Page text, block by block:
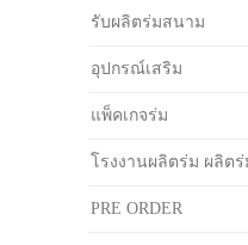
รับผลิตร่มสนาม
อุปกรณ์เสริม
แพ็คเกจร่ม
โรงงานผลิตร่ม ผลิต
PRE ORDER